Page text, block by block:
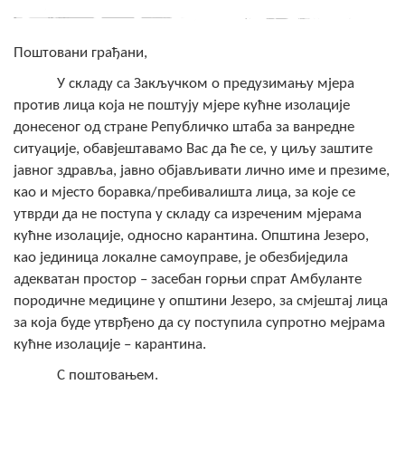
Скупштинско вијеће општине језеро
Састав Скупштине
Службени Гласници
ОПШТИНСКА УПРАВА
ИНФО
Вијести
Активности
Поштовани грађани,
У складу са Закључком о предузимању мјера
против лица која не поштују мјере кућне изолације
донесеног од стране Републичко штаба за ванредне
ситуације, обавјештавамо Вас да ће се, у циљу заштите
јавног здравља, јавно објављивати лично име и презиме,
као и мјесто боравка/пребивалишта лица, за које се
утврди да не поступа у складу са изреченим мјерама
кућне изолације, односно карантина. Општина Језеро,
као јединица локалне самоуправе, је обезбиједила
адекватан простор – засебан горњи спрат Амбуланте
породичне медицине у општини Језеро, за смјештај лица
за која буде утврђено да су поступила супротно мејрама
кућне изолације – карантина.
С поштовањем.